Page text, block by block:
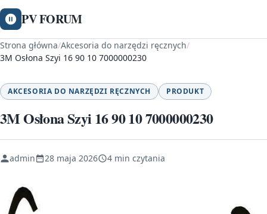
PV FORUM
Strona główna/Akcesoria do narzędzi ręcznych/
3M Osłona Szyi 16 90 10 7000000230
AKCESORIA DO NARZĘDZI RĘCZNYCH PRODUKT
3M Osłona Szyi 16 90 10 7000000230
admin 28 maja 2026 4 min czytania